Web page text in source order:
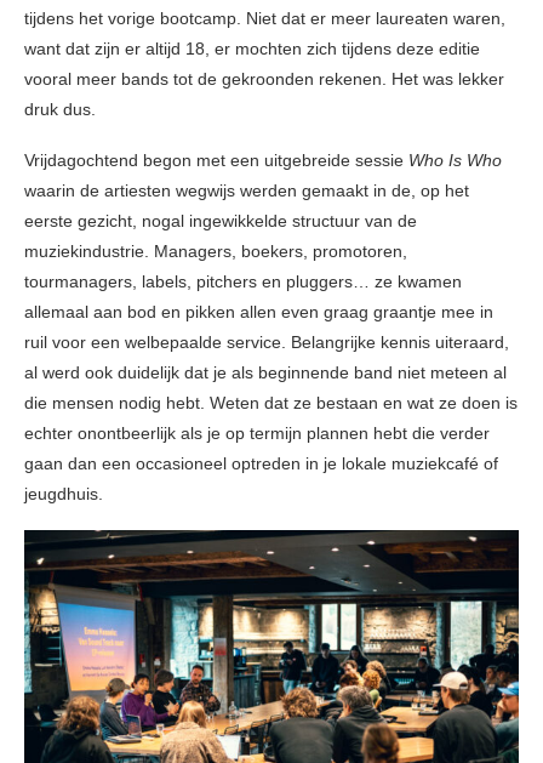
tijdens het vorige bootcamp. Niet dat er meer laureaten waren,
want dat zijn er altijd 18, er mochten zich tijdens deze editie
vooral meer bands tot de gekroonden rekenen. Het was lekker
druk dus.
Vrijdagochtend begon met een uitgebreide sessie Who Is Who
waarin de artiesten wegwijs werden gemaakt in de, op het
eerste gezicht, nogal ingewikkelde structuur van de
muziekindustrie. Managers, boekers, promotoren,
tourmanagers, labels, pitchers en pluggers… ze kwamen
allemaal aan bod en pikken allen even graag graantje mee in
ruil voor een welbepaalde service. Belangrijke kennis uiteraard,
al werd ook duidelijk dat je als beginnende band niet meteen al
die mensen nodig hebt. Weten dat ze bestaan en wat ze doen is
echter onontbeerlijk als je op termijn plannen hebt die verder
gaan dan een occasioneel optreden in je lokale muziekcafé of
jeugdhuis.